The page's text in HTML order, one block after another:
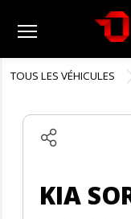
TOUS LES VÉHICULES
KIA